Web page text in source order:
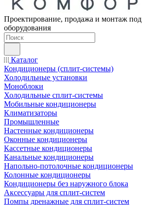
Проектирование, продажа и монтаж под
оборудования
Каталог
Кондиционеры (сплит-системы)
Холодильные установки
Моноблоки
Холодильные сплит-системы
Мобильные кондиционеры
Климатизаторы
Промышленные
Настенные кондиционеры
Оконные кондиционеры
Кассетные кондиционеры
Канальные кондиционеры
Напольно-потолочные кондиционеры
Колонные кондиционеры
Кондиционеры без наружного блока
Аксессуары для сплит-систем
Помпы дренажные для сплит-систем